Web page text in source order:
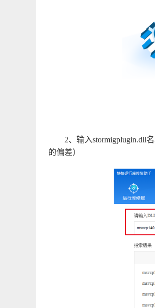
2、输入stormigplugin.dll
的偏差）